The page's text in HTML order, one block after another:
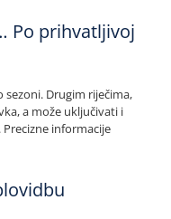
Po prihvatljivoj
Drugim riječima,
a može uključivati i
informacije